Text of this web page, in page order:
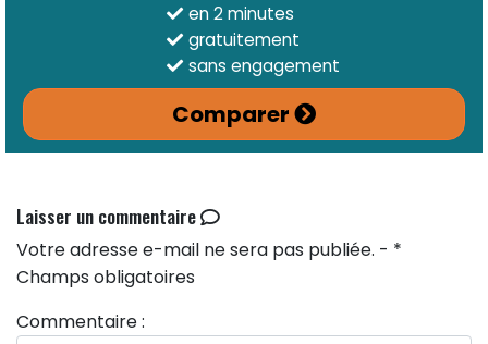
en 2 minutes
gratuitement
sans engagement
Comparer
Laisser un commentaire
Votre adresse e-mail ne sera pas publiée. - *
Champs obligatoires
Commentaire :